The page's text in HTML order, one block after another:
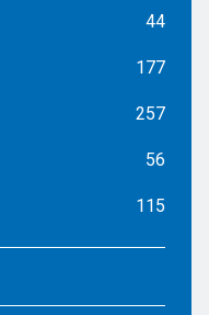
44
177
257
56
115